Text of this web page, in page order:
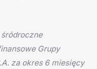
Grupy
za okres 6 miesięcy